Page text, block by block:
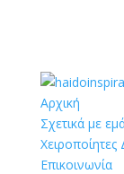
Αρχική
Σχετικά με
Χειροποίητες
Επικοινωνία